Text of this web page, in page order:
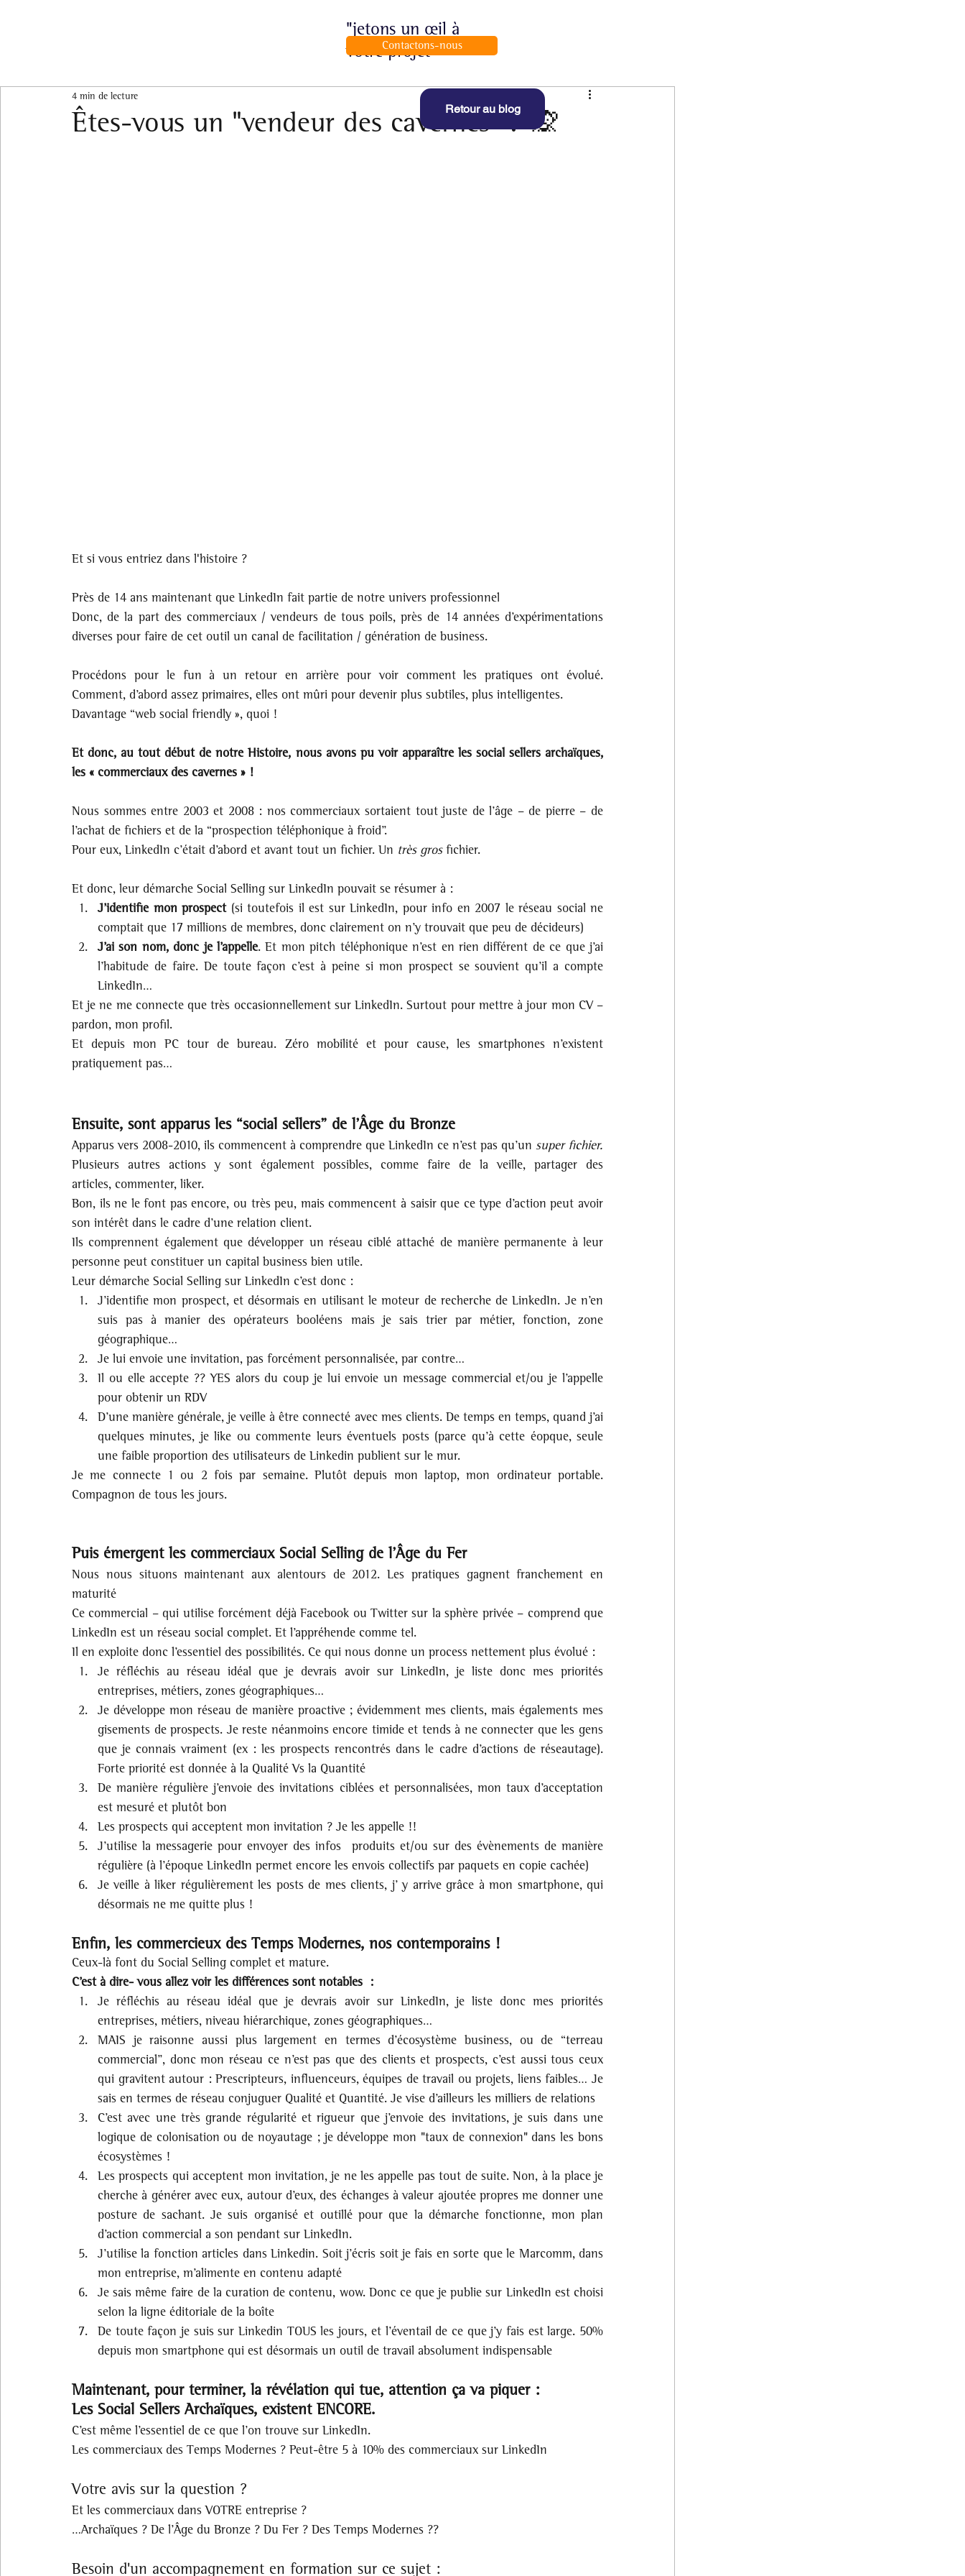
"jetons un œil à
votre projet"
Contactons-nous
Êtes-vous un "vendeur des cavernes" ? 🙊
4 min de lecture
Et si vous entriez dans l'histoire ?
Près de 14 ans maintenant que LinkedIn fait partie de notre univers professionnel
Donc, de la part des commerciaux / vendeurs de tous poils, près de 14 années d’expérimentations
diverses pour faire de cet outil un canal de facilitation / génération de business.
Procédons pour le fun à un retour en arrière pour voir comment les pratiques ont évolué.
Comment, d’abord assez primaires, elles ont mûri pour devenir plus subtiles, plus intelligentes.
Davantage “web social friendly », quoi !
Et donc, au tout début de notre Histoire, nous avons pu voir apparaître les social sellers archaïques,
les « commerciaux des cavernes » !
Nous sommes entre 2003 et 2008 : nos commerciaux sortaient tout juste de l’âge – de pierre – de
l’achat de fichiers et de la “prospection téléphonique à froid”.
Pour eux, LinkedIn c’était d’abord et avant tout un fichier. Un très gros fichier.
Et donc, leur démarche Social Selling sur LinkedIn pouvait se résumer à :
J’identifie mon prospect (si toutefois il est sur LinkedIn, pour info en 2007 le réseau social ne
comptait que 17 millions de membres, donc clairement on n’y trouvait que peu de décideurs)
J’ai son nom, donc je l’appelle. Et mon pitch téléphonique n’est en rien différent de ce que j’ai
l’habitude de faire. De toute façon c’est à peine si mon prospect se souvient qu’il a compte
LinkedIn…
Et je ne me connecte que très occasionnellement sur LinkedIn. Surtout pour mettre à jour mon CV –
pardon, mon profil.
Et depuis mon PC tour de bureau. Zéro mobilité et pour cause, les smartphones n’existent
pratiquement pas…
Ensuite, sont apparus les “social sellers” de l’Âge du Bronze
Apparus vers 2008-2010, ils commencent à comprendre que LinkedIn ce n’est pas qu’un super fichier.
Plusieurs autres actions y sont également possibles, comme faire de la veille, partager des
articles, commenter, liker.
Bon, ils ne le font pas encore, ou très peu, mais commencent à saisir que ce type d’action peut avoir
son intérêt dans le cadre d’une relation client.
Ils comprennent également que développer un réseau ciblé attaché de manière permanente à leur
personne peut constituer un capital business bien utile.
Leur démarche Social Selling sur LinkedIn c’est donc :
J’identifie mon prospect, et désormais en utilisant le moteur de recherche de LinkedIn. Je n’en
suis pas à manier des opérateurs booléens mais je sais trier par métier, fonction, zone
géographique…
Je lui envoie une invitation, pas forcément personnalisée, par contre…
Il ou elle accepte ?? YES alors du coup je lui envoie un message commercial et/ou je l’appelle
pour obtenir un RDV
D’une manière générale, je veille à être connecté avec mes clients. De temps en temps, quand j’ai
quelques minutes, je like ou commente leurs éventuels posts (parce qu’à cette éopque, seule
une faible proportion des utilisateurs de Linkedin publient sur le mur.
Je me connecte 1 ou 2 fois par semaine. Plutôt depuis mon laptop, mon ordinateur portable.
Compagnon de tous les jours.
Puis émergent les commerciaux Social Selling de l’Âge du Fer
Nous nous situons maintenant aux alentours de 2012. Les pratiques gagnent franchement en
maturité
Ce commercial – qui utilise forcément déjà Facebook ou Twitter sur la sphère privée – comprend que
LinkedIn est un réseau social complet. Et l’appréhende comme tel.
Il en exploite donc l’essentiel des possibilités. Ce qui nous donne un process nettement plus évolué :
Je réfléchis au réseau idéal que je devrais avoir sur LinkedIn, je liste donc mes priorités
entreprises, métiers, zones géographiques…
Je développe mon réseau de manière proactive ; évidemment mes clients, mais égalements mes
gisements de prospects. Je reste néanmoins encore timide et tends à ne connecter que les gens
que je connais vraiment (ex : les prospects rencontrés dans le cadre d’actions de réseautage).
Forte priorité est donnée à la Qualité Vs la Quantité
De manière régulière j’envoie des invitations ciblées et personnalisées, mon taux d’acceptation
est mesuré et plutôt bon
Les prospects qui acceptent mon invitation ? Je les appelle !!
J’utilise la messagerie pour envoyer des infos  produits et/ou sur des évènements de manière
régulière (à l’époque LinkedIn permet encore les envois collectifs par paquets en copie cachée)
Je veille à liker régulièrement les posts de mes clients, j’ y arrive grâce à mon smartphone, qui
désormais ne me quitte plus !
Enfin, les commercieux des Temps Modernes, nos contemporains !
Ceux-là font du Social Selling complet et mature.
C’est à dire- vous allez voir les différences sont notables  :
Je réfléchis au réseau idéal que je devrais avoir sur LinkedIn, je liste donc mes priorités
entreprises, métiers, niveau hiérarchique, zones géographiques…
MAIS je raisonne aussi plus largement en termes d’écosystème business, ou de “terreau
commercial”, donc mon réseau ce n’est pas que des clients et prospects, c’est aussi tous ceux
qui gravitent autour : Prescripteurs, influenceurs, équipes de travail ou projets, liens faibles… Je
sais en termes de réseau conjuguer Qualité et Quantité. Je vise d’ailleurs les milliers de relations
C’est avec une très grande régularité et rigueur que j’envoie des invitations, je suis dans une
logique de colonisation ou de noyautage ; je développe mon "taux de connexion" dans les bons
écosystèmes !
Les prospects qui acceptent mon invitation, je ne les appelle pas tout de suite. Non, à la place je
cherche à générer avec eux, autour d’eux, des échanges à valeur ajoutée propres me donner une
posture de sachant. Je suis organisé et outillé pour que la démarche fonctionne, mon plan
d’action commercial a son pendant sur LinkedIn.
J’utilise la fonction articles dans Linkedin. Soit j’écris soit je fais en sorte que le Marcomm, dans
mon entreprise, m’alimente en contenu adapté
Je sais même faire de la curation de contenu, wow. Donc ce que je publie sur LinkedIn est choisi
selon la ligne éditoriale de la boîte
De toute façon je suis sur Linkedin TOUS les jours, et l’éventail de ce que j’y fais est large. 50%
depuis mon smartphone qui est désormais un outil de travail absolument indispensable
Maintenant, pour terminer, la révélation qui tue, attention ça va piquer :
Les Social Sellers Archaïques, existent ENCORE.
C’est même l’essentiel de ce que l’on trouve sur LinkedIn.
Les commerciaux des Temps Modernes ? Peut-être 5 à 10% des commerciaux sur LinkedIn
Votre avis sur la question ?
Et les commerciaux dans VOTRE entreprise ?
…Archaïques ? De l’Âge du Bronze ? Du Fer ? Des Temps Modernes ??
Besoin d'un accompagnement en formation sur ce sujet :
Retour au blog